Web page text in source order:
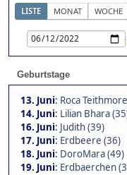
LISTE MONAT WOCHE
Geburtstage
13. Juni: Roca
14. Juni: Lilian Bhara
16. Juni: Judith (39)
17. Juni: Erdbeere (36)
18. Juni: DoroMara (49)
19. Juni: Erdbaerchen